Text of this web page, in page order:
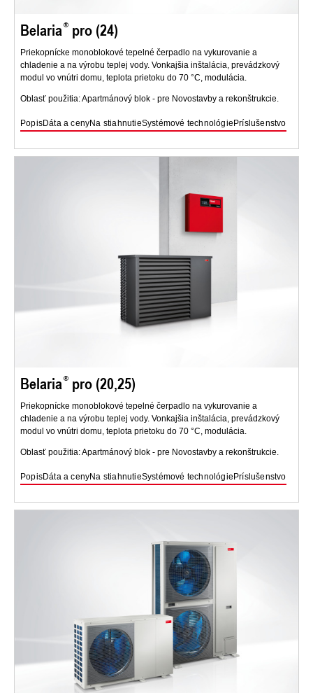
Belaria pro (24)
Priekopnícke monoblokové tepelné čerpadlo na vykurovanie a
chladenie a na výrobu teplej vody. Vonkajšia inštalácia, prevádzkový
modul vo vnútri domu, teplota prietoku do 70 °C, modulácia.
Oblasť použitia: Apartmánový blok - pre Novostavby a rekonštrukcie.
PopisDáta a cenyNa stiahnutieSystémové technológie Príslušenstvo
Belaria pro (20,25)
Priekopnícke monoblokové tepelné čerpadlo na vykurovanie a
chladenie a na výrobu teplej vody. Vonkajšia inštalácia, prevádzkový
modul vo vnútri domu, teplota prietoku do 70 °C, modulácia.
Oblasť použitia: Apartmánový blok - pre Novostavby a rekonštrukcie.
PopisDáta a cenyNa stiahnutieSystémové technológiePríslušenstvo